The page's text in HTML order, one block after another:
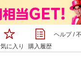
に入り 購入履歴
ヘルプ/